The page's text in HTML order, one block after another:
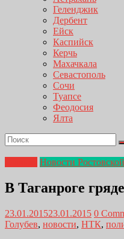
Геленджик
Дербент
Ейск
Каспийск
Керчь
Махачкала
Севастополь
Сочи
Туапсе
Феодосия
Ялта
Новости
В Таганроге
23.01.201523.01.2015 0
Голубев, новости, НТК,